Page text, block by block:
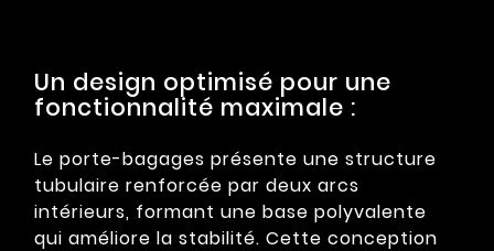
Un design optimisé pour une
fonctionnalité maximale :
Le porte-bagages présente une structure
tubulaire renforcée par deux arcs
intérieurs, formant une base polyvalente
qui améliore la stabilité. Cette conception